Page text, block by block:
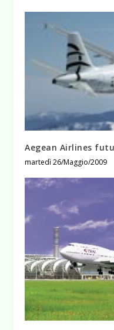
Aegean Airlines
martedì 26/Maggio/2009